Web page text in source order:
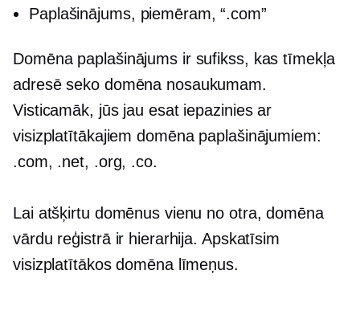
Paplašinājums, piemēram, “.com”
Domēna paplašinājums ir sufikss, kas tīmekļa
adresē seko domēna nosaukumam.
Visticamāk, jūs jau esat iepazinies ar
visizplatītākajiem domēna paplašinājumiem:
.com, .net, .org, .co.
Lai atšķirtu domēnus vienu no otra, domēna
vārdu reģistrā ir hierarhija. Apskatīsim
visizplatītākos domēna līmeņus.